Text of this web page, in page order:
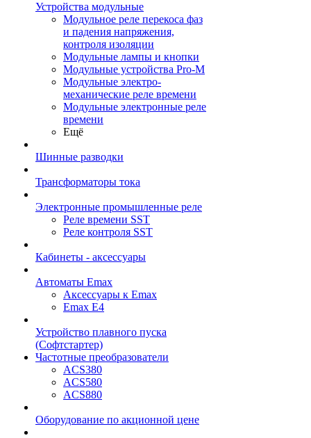
Устройства модульные
Модульное реле перекоса фаз
и падения напряжения,
контроля изоляции
Модульные лампы и кнопки
Модульные устройства Pro-M
Модульные электро-
механические реле времени
Модульные электронные реле
времени
Ещё
Шинные разводки
Трансформаторы тока
Электронные промышленные реле
Реле времени SST
Реле контроля SST
Кабинеты - аксессуары
Автоматы Emax
Аксессуары к Emax
Emax E4
Устройство плавного пуска
(Софтстартер)
Частотные преобразователи
ACS380
ACS580
ACS880
Оборудование по акционной цене